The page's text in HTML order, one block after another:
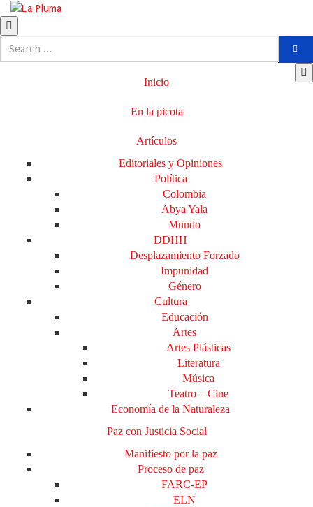
Inicio
En la picota
Artículos
Editoriales y Opiniones
Política
Colombia
Abya Yala
Mundo
DDHH
Desplazamiento Forzado
Impunidad
Género
Cultura
Educación
Artes
Artes Plásticas
Literatura
Música
Teatro – Cine
Economía de la Naturaleza
Paz con Justicia Social
Manifiesto por la paz
Proceso de paz
FARC-EP
ELN